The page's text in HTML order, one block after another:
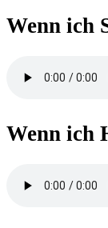
Wenn ich
Wenn ich